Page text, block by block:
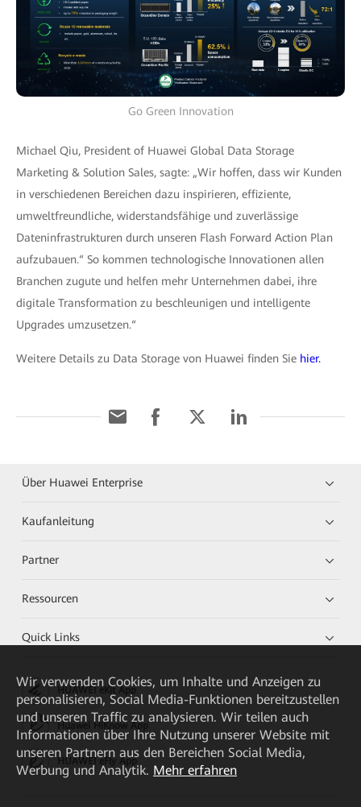
Go Green Innovation
Michael Qiu, President of Huawei Global Data Storage
Marketing & Solution Sales, sagte: „Wir hoffen, dass wir Kunden
in verschiedenen Bereichen dazu inspirieren, effiziente,
umweltfreundliche, widerstandsfähige und zuverlässige
Dateninfrastrukturen durch unseren Flash Forward Action Plan
aufzubauen.“ So kommen technologische Innovationen allen
Branchen zugute und helfen mehr Unternehmen dabei, ihre
digitale Transformation zu beschleunigen und intelligente
Upgrades umzusetzen.“
Weitere Details zu Data Storage von Huawei finden Sie hier.
Über Huawei Enterprise
Kaufanleitung
Partner
Ressourcen
Quick Links
HUAWEI eKit App
Huawei HiKnow App
HUAWEI eFly App
Wir verwenden Cookies, um Inhalte und Anzeigen zu
personalisieren, Social Media-Funktionen bereitzustellen
und unseren Traffic zu analysieren. Wir teilen auch
Informationen über Ihre Nutzung unserer Website mit
unseren Partnern aus den Bereichen Social Media,
Werbung und Analytik. Mehr erfahren